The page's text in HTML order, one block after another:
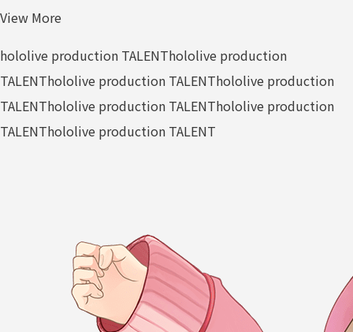
View More
hololive production TALENThololive production
TALENThololive production TALENThololive production
TALENThololive production TALENThololive production
TALENThololive production TALENT